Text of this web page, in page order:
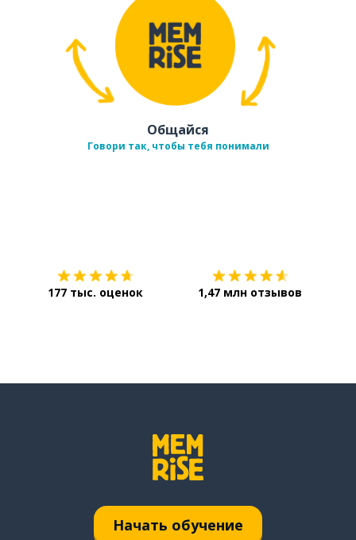
Общайся
Говори так, чтобы тебя понимали
177 тыс. оценок 1,47 млн отзывов
Начать обучение